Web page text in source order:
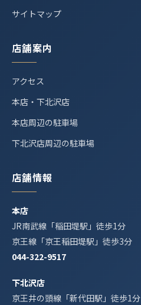
サイトマップ
店舗案内
アクセス
本店・下北沢店
本店周辺の駐車場
下北沢店周辺の駐車場
店舗情報
本店
JR南武線「稲田堤駅」徒歩1分
京王線「京王稲田堤駅」徒歩3分
044-322-9517
下北沢店
京王井の頭線「新代田駅」徒歩1分